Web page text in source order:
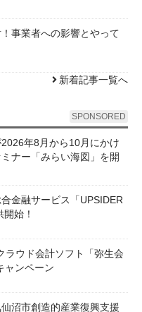
事業者への影響とやって
新着記事一覧へ
SPONSORED
年8月から10月にかけ
ナー「みらい海図」を開
金融サービス「UPSIDER
始！
ラウド会計ソフト「弥生会
ャンペーン
沼市創造的産業復興支援